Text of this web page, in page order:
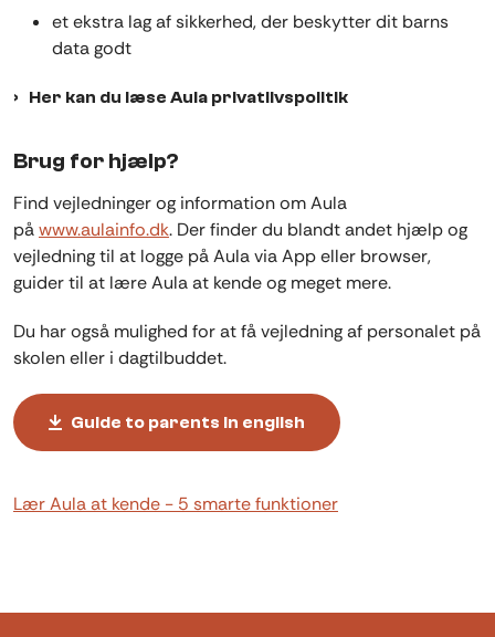
et ekstra lag af sikkerhed, der beskytter dit barns
data godt
Her kan du læse Aula privatlivspolitik
Brug for hjælp?
Find vejledninger og information om Aula
påwww.aulainfo.dk. Der finder du blandt andet hjælp og
vejledning til at logge på Aula via App eller browser,
guider til at lære Aula at kende og meget mere.
Du har også mulighed for at få vejledning af personalet på
skolen eller i dagtilbuddet.
Guide to parents in english
Lær Aula at kende - 5 smarte funktioner